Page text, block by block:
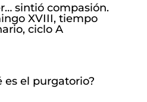
sintió compasión.
XVIII, tiempo
ciclo A
es el purgatorio?